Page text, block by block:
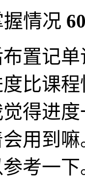
握情况
置记
比课
得进
用到
考一下